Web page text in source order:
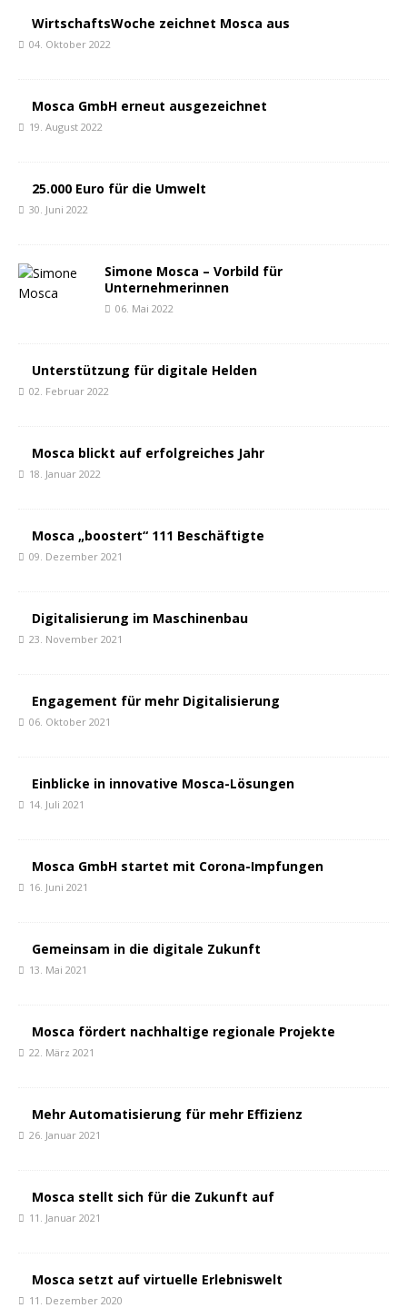
WirtschaftsWoche zeichnet Mosca aus
04. Oktober 2022
Mosca GmbH erneut ausgezeichnet
19. August 2022
25.000 Euro für die Umwelt
30. Juni 2022
Simone Mosca – Vorbild für
Unternehmerinnen
06. Mai 2022
Unterstützung für digitale Helden
02. Februar 2022
Mosca blickt auf erfolgreiches Jahr
18. Januar 2022
Mosca „boostert“ 111 Beschäftigte
09. Dezember 2021
Digitalisierung im Maschinenbau
23. November 2021
Engagement für mehr Digitalisierung
06. Oktober 2021
Einblicke in innovative Mosca-Lösungen
14. Juli 2021
Mosca GmbH startet mit Corona-Impfungen
16. Juni 2021
Gemeinsam in die digitale Zukunft
13. Mai 2021
Mosca fördert nachhaltige regionale Projekte
22. März 2021
Mehr Automatisierung für mehr Effizienz
26. Januar 2021
Mosca stellt sich für die Zukunft auf
11. Januar 2021
Mosca setzt auf virtuelle Erlebniswelt
11. Dezember 2020